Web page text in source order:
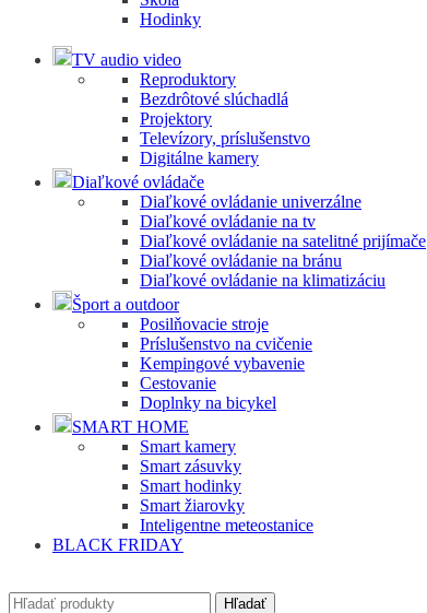
Hodinky
TV audio video
Reproduktory
Bezdrôtové slúchadlá
Projektory
Televízory, príslušenstvo
Digitálne kamery
Diaľkové ovládače
Diaľkové ovládanie univerzálne
Diaľkové ovládanie na tv
Diaľkové ovládanie na satelitné prijímače
Diaľkové ovládanie na bránu
Diaľkové ovládanie na klimatizáciu
Šport a outdoor
Posilňovacie stroje
Príslušenstvo na cvičenie
Kempingové vybavenie
Cestovanie
Doplnky na bicykel
SMART HOME
Smart kamery
Smart zásuvky
Smart hodinky
Smart žiarovky
Inteligentne meteostanice
BLACK FRIDAY
Hľadať